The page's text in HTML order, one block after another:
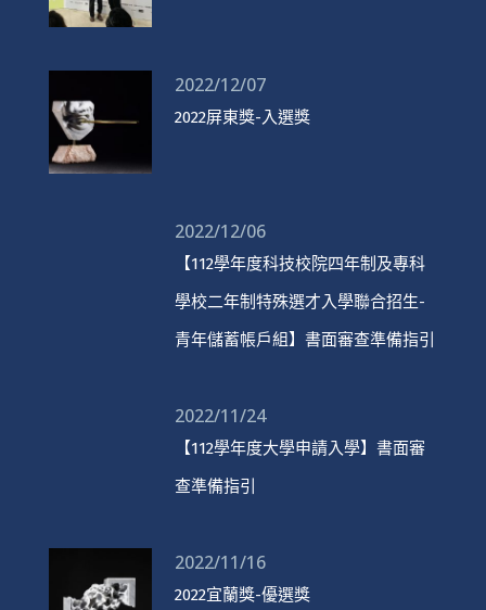
2022/12/07
2022屏東獎-入選獎
2022/12/06
【112學年度科技校院四年制及專科
學校二年制特殊選才入學聯合招生-
青年儲蓄帳戶組】書面審查準備指引
2022/11/24
【112學年度大學申請入學】書面審
查準備指引
2022/11/16
2022宜蘭獎-優選獎